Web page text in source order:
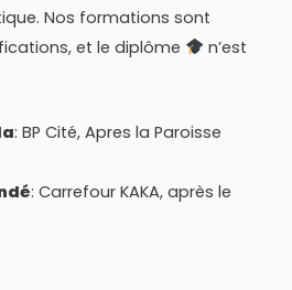
Nos formations sont
et le diplôme
n’est
: BP Cité, Apres la Paroisse
: Carrefour KAKA, après le